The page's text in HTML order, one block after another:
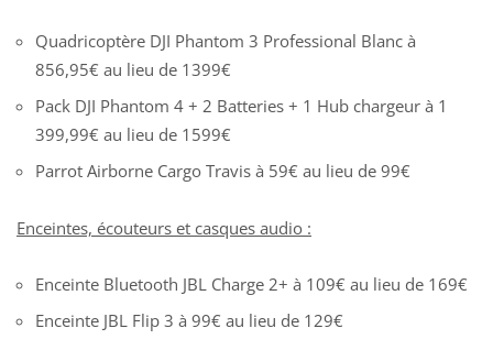
Quadricoptère DJI Phantom 3 Professional Blanc à
856,95€ au lieu de 1399€
Pack DJI Phantom 4 + 2 Batteries + 1 Hub chargeur à 1
399,99€ au lieu de 1599€
Parrot Airborne Cargo Travis à 59€ au lieu de 99€
Enceintes, écouteurs et casques audio :
Enceinte Bluetooth JBL Charge 2+ à 109€ au lieu de 169€
Enceinte JBL Flip 3 à 99€ au lieu de 129€